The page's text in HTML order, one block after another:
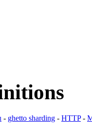
- ghetto sharding - HTTP-